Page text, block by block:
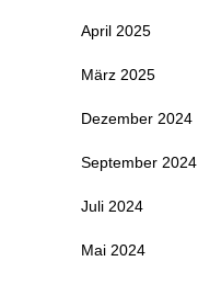
April 2025
März 2025
Dezember 2024
September 2024
Juli 2024
Mai 2024